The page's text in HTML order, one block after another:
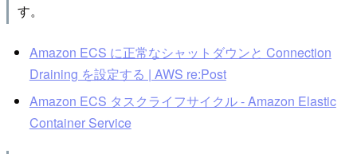
す。
Amazon ECS に正常なシャットダウンと Connection
Draining を設定する | AWS re:Post
Amazon ECS タスクライフサイクル - Amazon Elastic
Container Service